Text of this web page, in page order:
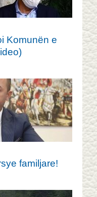
Komunën e
familjare!